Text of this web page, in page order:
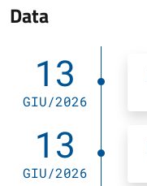
Data
13
GIU/2026
13
GIU/2026